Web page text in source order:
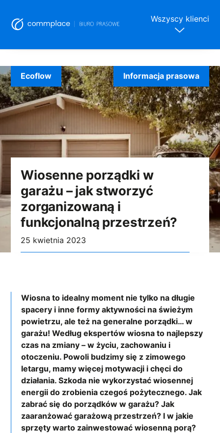
to
content
Wszyscy klienci
Wiosenne porządki w
garażu – jak stworzyć
zorganizowaną i
funkcjonalną przestrzeń?
25 kwietnia 2023
Ecoflow Informacja prasowa
Wiosna to idealny moment nie tylko na długie
spacery i inne formy aktywności na świeżym
powietrzu, ale też na generalne porządki… w
garażu! Według ekspertów wiosna to najlepszy
czas na zmiany – w życiu, zachowaniu i
otoczeniu. Powoli budzimy się z zimowego
letargu, mamy więcej motywacji i chęci do
działania. Szkoda nie wykorzystać wiosennej
energii do zrobienia czegoś pożytecznego. Jak
zabrać się do porządków w garażu? Jak
zaaranżować garażową przestrzeń? I w jakie
sprzęty warto zainwestować wiosenną porą?